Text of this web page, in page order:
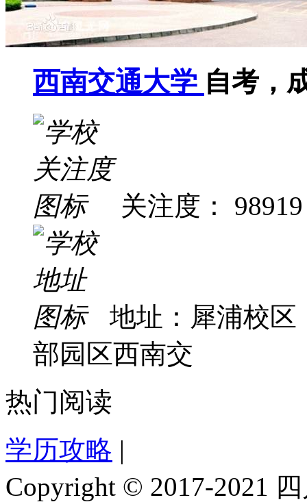
西南交通大学 自考，
关注度： 98919
地址：犀浦校区
部园区西南交
热门阅读
学历攻略 |
Copyright © 2017-2021